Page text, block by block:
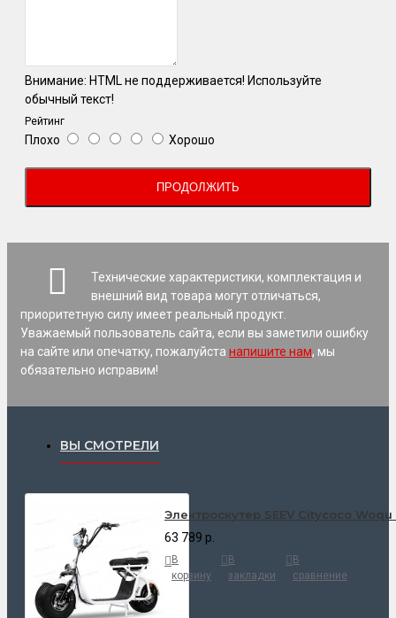
Внимание: HTML не поддерживается! Используйте
обычный текст!
Рейтинг
Плохо Хорошо
ПРОДОЛЖИТЬ
Технические характеристики, комплектация и
внешний вид товара могут отличаться,
приоритетную силу имеет реальный продукт.
Уважаемый пользователь сайта, если вы заметили ошибку
на сайте или опечатку, пожалуйста напишите нам, мы
обязательно исправим!
ВЫ СМОТРЕЛИ
Электроскутер SEEV Citycoco
63 789 р.
В
корзину
В
закладки
В
сравнение